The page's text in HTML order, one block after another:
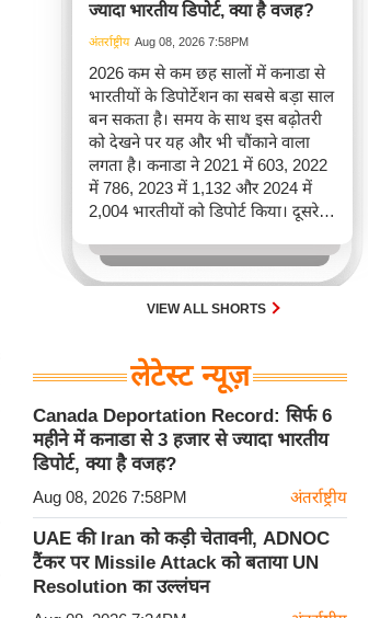
ज्यादा भारतीय डिपोर्ट, क्या है वजह?
अंतर्राष्ट्रीय Aug 08, 2026 7:58PM
2026 कम से कम छह सालों में कनाडा से
भारतीयों के डिपोर्टेशन का सबसे बड़ा साल
बन सकता है। समय के साथ इस बढ़ोतरी
को देखने पर यह और भी चौंकाने वाला
लगता है। कनाडा ने 2021 में 603, 2022
में 786, 2023 में 1,132 और 2024 में
2,004 भारतीयों को डिपोर्ट किया। दूसरे
पूरे साल की तुलना में 2026 की पहली
छमाही में ज़्यादा भारतीयों को वापस भेजा
VIEW ALL SHORTS
लेटेस्ट न्यूज़
Canada Deportation Record: सिर्फ 6
महीने में कनाडा से 3 हजार से ज्यादा भारतीय
डिपोर्ट, क्या है वजह?
Aug 08, 2026 7:58PM अंतर्राष्ट्रीय
UAE की Iran को कड़ी चेतावनी, ADNOC
टैंकर पर Missile Attack को बताया UN
Resolution का उल्लंघन